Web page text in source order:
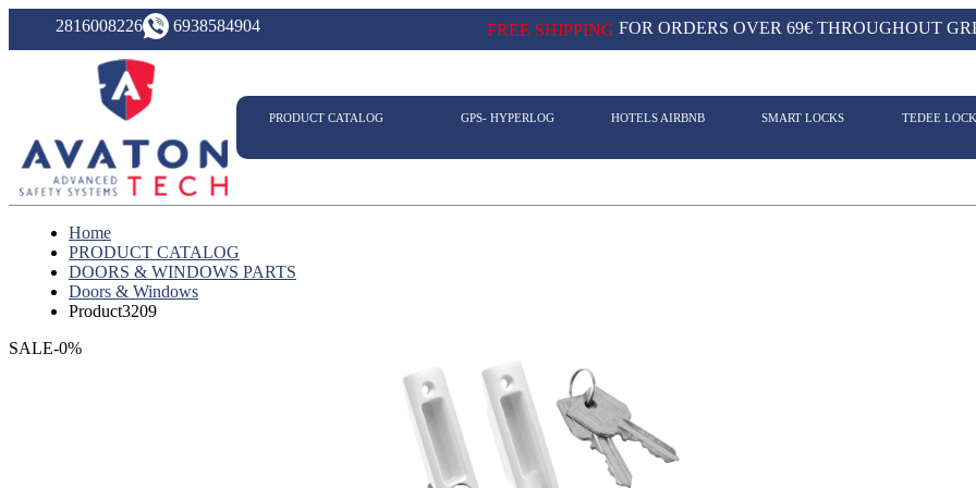
2816008226 6938584904 FREE SHIPPING FOR ORDERS OVER 69€ THROUGHOUT
PRODUCT CATALOG GPS- HYPERLOG HOTELS AIRBNB SMART LOCKS TEDEE LOCK
Home
PRODUCT CATALOG
DOORS & WINDOWS PARTS
Doors & Windows
Product3209
SALE-0%